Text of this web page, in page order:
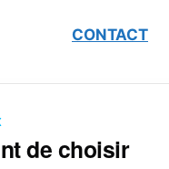
CONTACT
de choisir